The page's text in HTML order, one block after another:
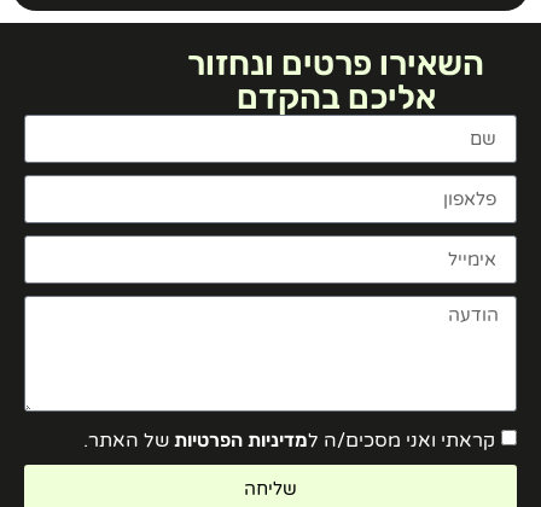
השאירו פרטים ונחזור
אליכם בהקדם
קראתי ואני מסכים/ה למדיניות הפרטיותשל האתר.
שליחה